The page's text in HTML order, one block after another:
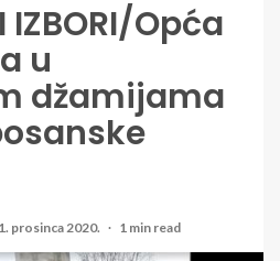
IZBORI/Opća
u
džamijama
prosinca 2020. 1 min read